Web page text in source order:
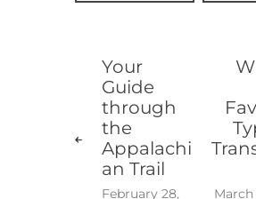
Your
Guide
through
the
Appalachi
an Trail
February 28,
March